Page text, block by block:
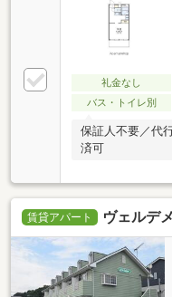
礼金なし
バス・トイレ別
保証人不要／代
済可
賃貸アパート ヴェルデ